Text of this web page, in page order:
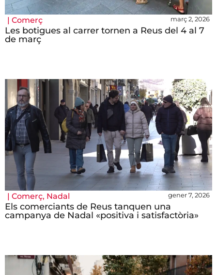
| Comerç març 2, 2026
Les botigues al carrer tornen a Reus del 4 al 7
de març
| Comerç, Nadal gener 7, 2026
Els comerciants de Reus tanquen una
campanya de Nadal «positiva i satisfactòria»